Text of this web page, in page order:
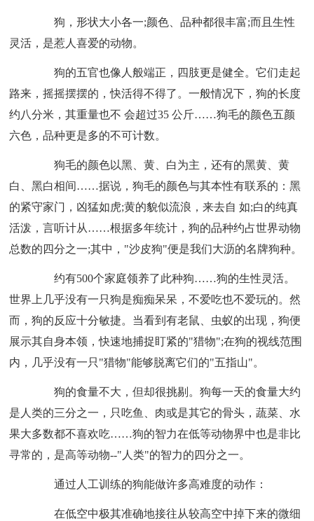
狗，形状大小各一;颜色、品种都很丰富;而且生性
灵活，是惹人喜爱的动物。
狗的五官也像人般端正，四肢更是健全。它们走起
路来，摇摇摆摆的，快活得不得了。一般情况下，狗的长度
约八分米，其重量也不 会超过35 公斤……狗毛的颜色五颜
六色，品种更是多的不可计数。
狗毛的颜色以黑、黄、白为主，还有的黑黄、黄
白、黑白相间……据说，狗毛的颜色与其本性有联系的：黑
的紧守家门，凶猛如虎;黄的貌似流浪，来去自 如;白的纯真
活泼，言听计从……根据多年统计，狗的品种约占世界动物
总数的四分之一;其中，"沙皮狗"便是我们大沥的名牌狗种。
约有500个家庭领养了此种狗……狗的生性灵活。
世界上几乎没有一只狗是痴痴呆呆，不爱吃也不爱玩的。然
而，狗的反应十分敏捷。当看到有老鼠、虫蚁的出现，狗便
展示其自身本领，快速地捕捉盯紧的"猎物";在狗的视线范围
内，几乎没有一只"猎物"能够脱离它们的"五指山"。
狗的食量不大，但却很挑剔。狗每一天的食量大约
是人类的三分之一，只吃鱼、肉或是其它的骨头，蔬菜、水
果大多数都不喜欢吃……狗的智力在低等动物界中也是非比
寻常的，是高等动物--"人类"的智力的四分之一。
通过人工训练的狗能做许多高难度的动作：
在低空中极其准确地接往从较高空中掉下来的微细